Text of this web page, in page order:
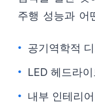
주행 성능과 어
공기역학적
LED 헤드라
내부 인테리